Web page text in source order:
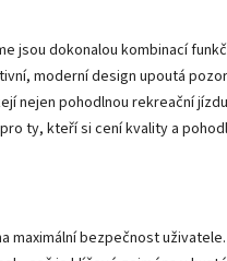
jsou dokonalou kombinací
moderní design upoutá
nejen pohodlnou rekreační
ty, kteří si cení kvality a
maximální bezpečnost